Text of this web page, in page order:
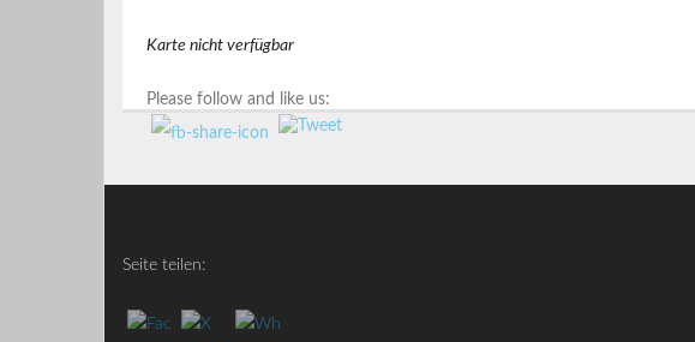
Karte nicht verfügbar
Please follow and like us:
Seite teilen: